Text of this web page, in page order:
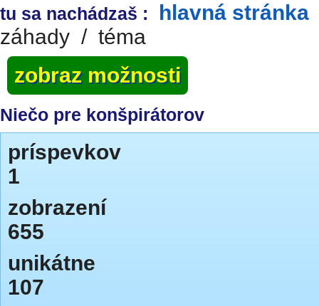
tu sa nachádzaš : hlavná stránka
záhady / téma
zobraz možnosti
Niečo pre konšpirátorov
príspevkov
1
zobrazení
655
unikátne
107